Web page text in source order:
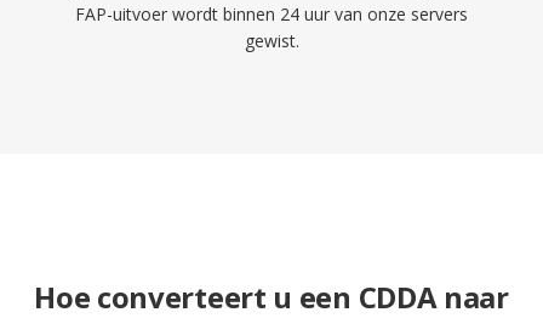
FAP-uitvoer wordt binnen 24 uur van onze servers
gewist.
Hoe converteert u een CDDA naar